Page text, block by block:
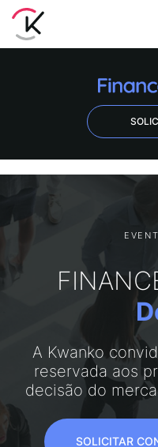
A Kwanko
reservada aos
decisão do
SOLICITAR